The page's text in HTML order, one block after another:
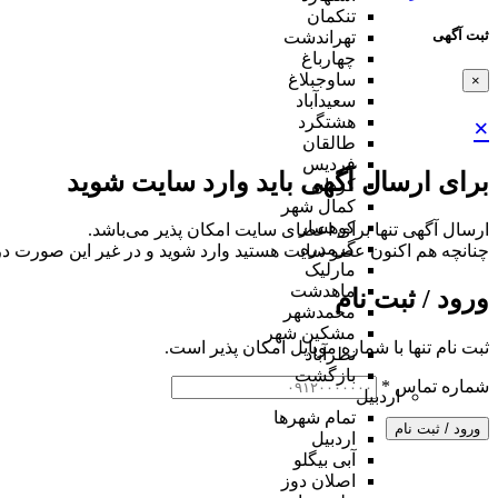
ثبت آگهی
×
×
برای ارسال آگهی باید وارد سایت شوید
ارسال آگهی تنها برای اعضای سایت امکان پذیر می‌باشد.
چنانچه هم‌ اکنون عضو سایت هستید وارد شوید و در غیر این صورت
ورود / ثبت نام
ثبت نام تنها با شماره موبایل امکان پذیر است.
شماره تماس *
ورود / ثبت نام
تنکمان
تهراندشت
چهارباغ
ساوجبلاغ
سعیدآباد
هشتگرد
طالقان
فردیس
کردان
کمال شهر
کوهسار
گرمدره
مارلیک
ماهدشت
محمدشهر
مشکین شهر
نظرآباد
بازگشت
اردبیل
تمام شهر‌ها
اردبیل
آبی بیگلو
اصلان دوز